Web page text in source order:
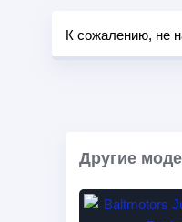
К сожалению, не
Другие